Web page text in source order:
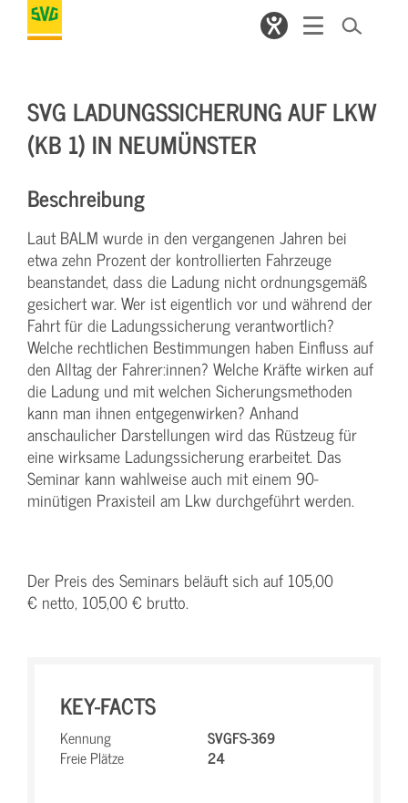
SVG LADUNGSSICHERUNG AUF LKW
(KB 1) IN NEUMÜNSTER
Beschreibung
Laut BALM wurde in den vergangenen Jahren bei
etwa zehn Prozent der kontrollierten Fahrzeuge
beanstandet, dass die Ladung nicht ordnungsgemäß
gesichert war. Wer ist eigentlich vor und während der
Fahrt für die Ladungssicherung verantwortlich?
Welche rechtlichen Bestimmungen haben Einfluss auf
den Alltag der Fahrer:innen? Welche Kräfte wirken auf
die Ladung und mit welchen Sicherungsmethoden
kann man ihnen entgegenwirken? Anhand
anschaulicher Darstellungen wird das Rüstzeug für
eine wirksame Ladungssicherung erarbeitet. Das
Seminar kann wahlweise auch mit einem 90-
minütigen Praxisteil am Lkw durchgeführt werden.
Der Preis des Seminars beläuft sich auf 105,00
€ netto, 105,00 € brutto.
KEY-FACTS
Kennung
SVGFS-369
Freie Plätze
24